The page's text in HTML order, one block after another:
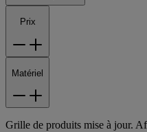
Prix
Matériel
Grille de produits mise à jour.